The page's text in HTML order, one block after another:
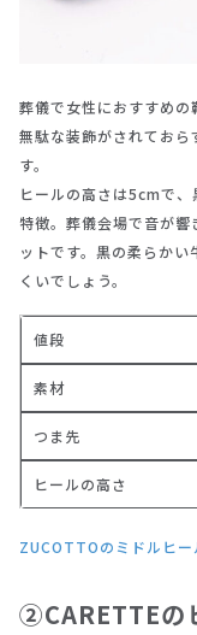
葬儀で女性におすすめの
無駄な装飾がされてお
す。
ヒールの高さは5cmで
特徴。葬儀会場で音が響
ットです。黒の柔らか
くいでしょう。
値段
素材
つま先
ヒールの高さ
ZUCOTTOのミドルヒー
②CARETTEの